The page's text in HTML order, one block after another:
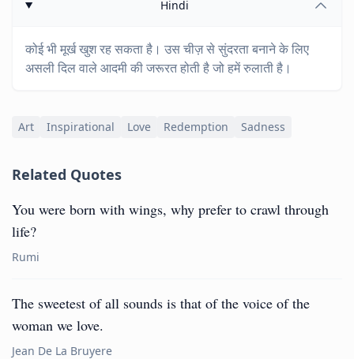
Hindi
कोई भी मूर्ख खुश रह सकता है। उस चीज़ से सुंदरता बनाने के लिए
असली दिल वाले आदमी की जरूरत होती है जो हमें रुलाती है।
Art Inspirational Love Redemption Sadness
Related Quotes
You were born with wings, why prefer to crawl through
life?
Rumi
The sweetest of all sounds is that of the voice of the
woman we love.
Jean De La Bruyere